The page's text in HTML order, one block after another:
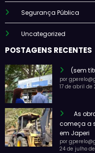
Segurança Pública
Uncategorized
POSTAGENS RECENTES
(sem
por
17 de abril de
As
começa a
em Japeri
por
24 de julho